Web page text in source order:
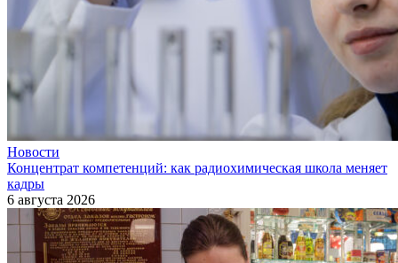
Новости
Концентрат компетенций: как радиохимическая школа меняет
кадры
6 августа 2026